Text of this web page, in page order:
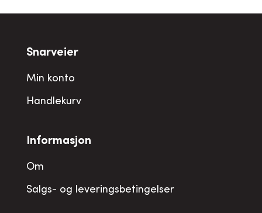
Snarveier
Min konto
Handlekurv
Informasjon
Om
Salgs- og leveringsbetingelser